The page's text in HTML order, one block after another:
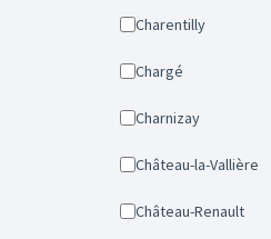
Charentilly
Chargé
Charnizay
Château-la-Vallière
Château-Renault